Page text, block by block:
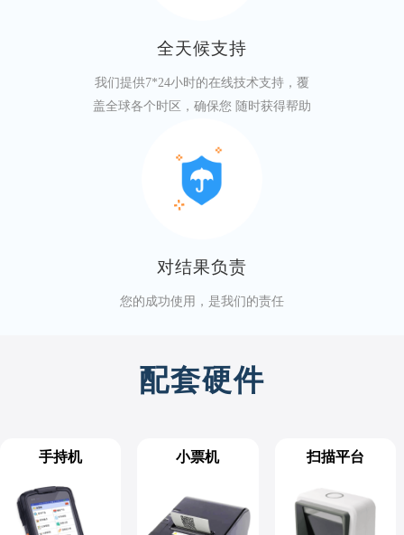
全天候支持
我们提供7*24小时的在线技术支持，覆
盖全球各个时区，确保您 随时获得帮助
对结果负责
您的成功使用，是我们的责任
配套硬件
手持机 小票机 扫描平台